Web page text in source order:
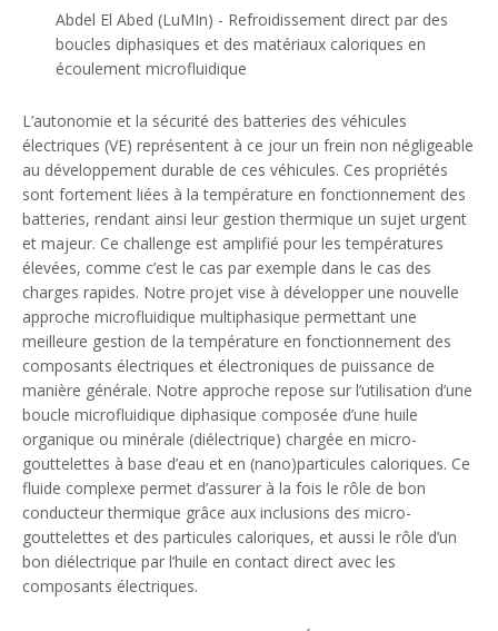
Abdel El Abed (LuMIn) - Refroidissement direct par des
boucles diphasiques et des matériaux caloriques en
écoulement microfluidique
L’autonomie et la sécurité des batteries des véhicules
électriques (VE) représentent à ce jour un frein non négligeable
au développement durable de ces véhicules. Ces propriétés
sont fortement liées à la température en fonctionnement des
batteries, rendant ainsi leur gestion thermique un sujet urgent
et majeur. Ce challenge est amplifié pour les températures
élevées, comme c’est le cas par exemple dans le cas des
charges rapides. Notre projet vise à développer une nouvelle
approche microfluidique multiphasique permettant une
meilleure gestion de la température en fonctionnement des
composants électriques et électroniques de puissance de
manière générale. Notre approche repose sur l’utilisation d’une
boucle microfluidique diphasique composée d’une huile
organique ou minérale (diélectrique) chargée en micro-
gouttelettes à base d’eau et en (nano)particules caloriques. Ce
fluide complexe permet d’assurer à la fois le rôle de bon
conducteur thermique grâce aux inclusions des micro-
gouttelettes et des particules caloriques, et aussi le rôle d’un
bon diélectrique par l’huile en contact direct avec les
composants électriques.